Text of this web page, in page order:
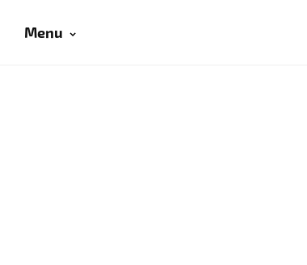
Menu